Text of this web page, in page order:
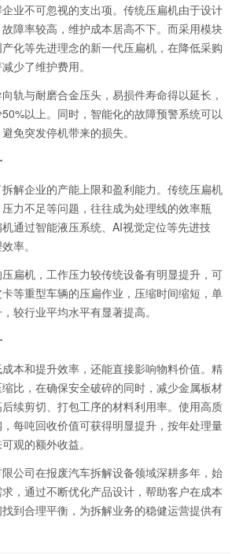
业不可忽视的支出项。传统压扁机由于设计
障率较高，维护成本居高不下。而采用模块
化等先进理念的新一代压扁机，在降低采购
少了维护费用。
轨与耐磨合金压头，易损件寿命得以延长，
以上。同时，智能化的故障预警系统可以
免突发停机带来的损失。
解企业的产能上限和盈利能力。传统压扁机
力不足等问题，往往成为处理线的效率瓶
通过智能液压系统、AI视觉定位等先进技
率。
扁机，工作压力较传统设备有明显提升，可
等重型车辆的压扁作业，压缩时间缩短，单
较行业平均水平有显著提高。
本和提升效率，还能直接影响物料价值。精
比，在确保安全破碎的同时，减少金属板材
续剪切、打包工序的材料利用率。使用高质
每吨回收价值可获得明显提升，按年处理量
观的额外收益。
公司在报废汽车拆解设备领域深耕多年，始
，通过不断优化产品设计，帮助客户在成本
到合理平衡，为拆解业务的稳健运营提供有